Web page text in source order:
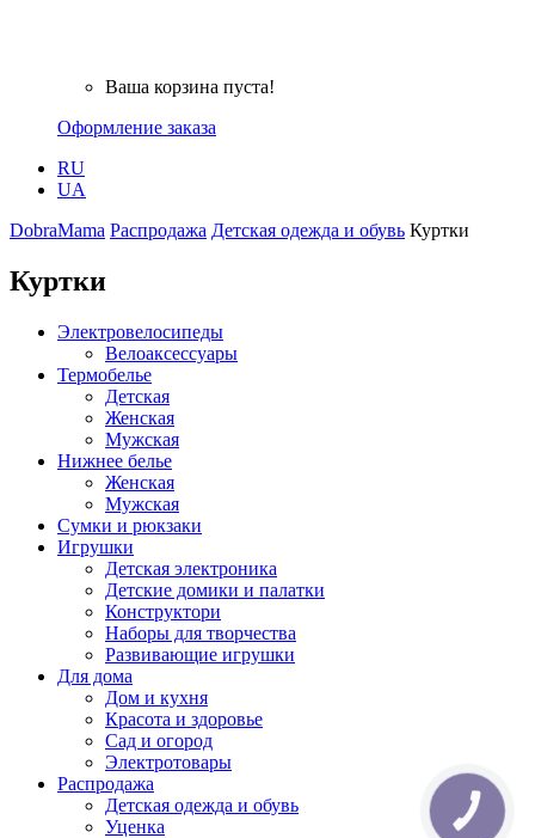
Ваша корзина пуста!
Оформление заказа
RU
UA
DobraMama Распродажа Детская одежда и обувь Куртки
Куртки
Электровелосипеды
Велоаксессуары
Термобелье
Детская
Женская
Мужская
Нижнее белье
Женская
Мужская
Сумки и рюкзаки
Игрушки
Детская электроника
Детские домики и палатки
Конструктори
Наборы для творчества
Развивающие игрушки
Для дома
Дом и кухня
Красота и здоровье
Сад и огород
Электротовары
Распродажа
Детская одежда и обувь
Уценка
КНОПКА
ЗВ'ЯЗКУ